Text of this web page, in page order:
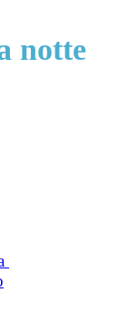
notte